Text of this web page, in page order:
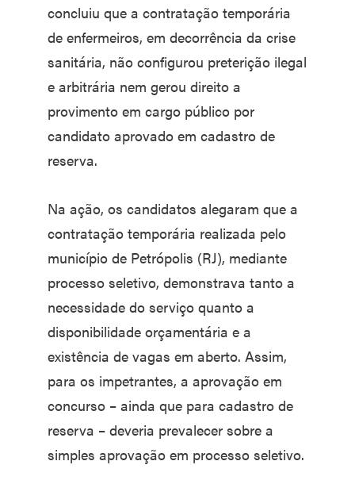
concluiu que a contratação temporária
de enfermeiros, em decorrência da crise
sanitária, não configurou preterição ilegal
e arbitrária nem gerou direito a
provimento em cargo público por
candidato aprovado em cadastro de
reserva.
Na ação, os candidatos alegaram que a
contratação temporária realizada pelo
município de Petrópolis (RJ), mediante
processo seletivo, demonstrava tanto a
necessidade do serviço quanto a
disponibilidade orçamentária e a
existência de vagas em aberto. Assim,
para os impetrantes, a aprovação em
concurso – ainda que para cadastro de
reserva – deveria prevalecer sobre a
simples aprovação em processo seletivo.